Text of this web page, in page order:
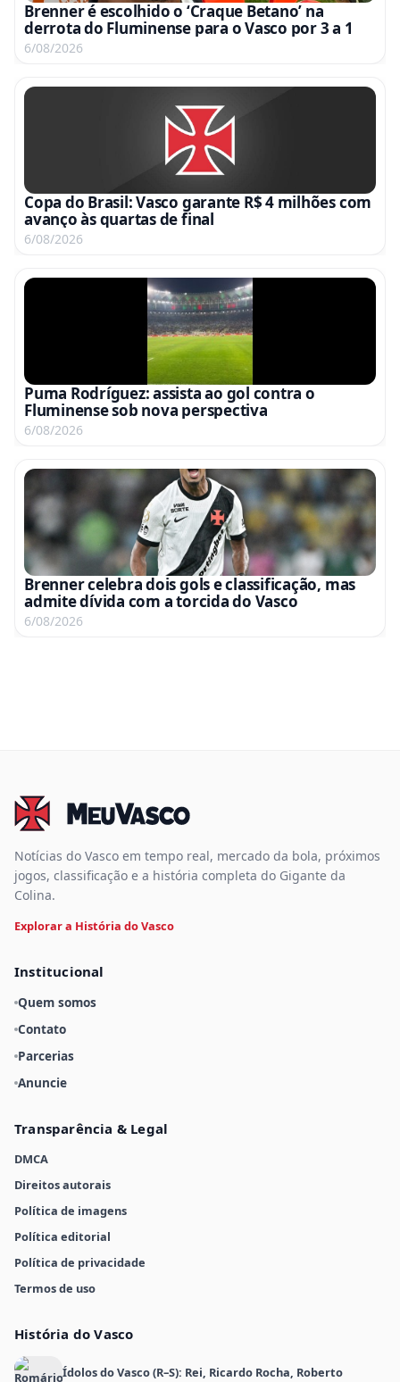
Brenner é escolhido o ‘Craque Betano’ na
derrota do Fluminense para o Vasco por 3 a 1
6/08/2026
Copa do Brasil: Vasco garante R$ 4 milhões com
avanço às quartas de final
6/08/2026
Puma Rodríguez: assista ao gol contra o
Fluminense sob nova perspectiva
6/08/2026
Brenner celebra dois gols e classificação, mas
admite dívida com a torcida do Vasco
6/08/2026
Notícias do Vasco em tempo real, mercado da bola, próximos
jogos, classificação e a história completa do Gigante da
Colina.
Explorar a História do Vasco
Institucional
Quem somos
Contato
Parcerias
Anuncie
Transparência & Legal
DMCA
Direitos autorais
Política de imagens
Política editorial
Política de privacidade
Termos de uso
História do Vasco
Ídolos do Vasco (R–S): Rei, Ricardo Rocha, Roberto